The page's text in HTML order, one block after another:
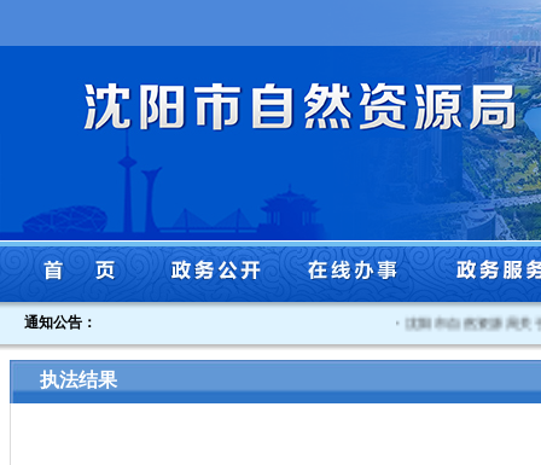
通知公告： 沈阳市自然资源局关
执法结果